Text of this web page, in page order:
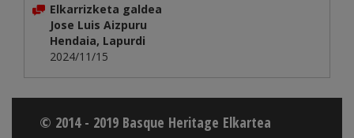
Elkarrizketa galdea
Jose Luis Aizpuru
Hendaia, Lapurdi
2024/11/15
© 2014 - 2019 Basque Heritage Elkartea